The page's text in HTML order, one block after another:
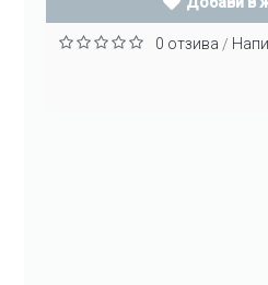
0 отзива /